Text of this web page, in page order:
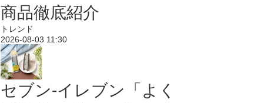
商品徹底紹介
トレンド
2026-08-03 11:30
セブン‐イレブン「よく